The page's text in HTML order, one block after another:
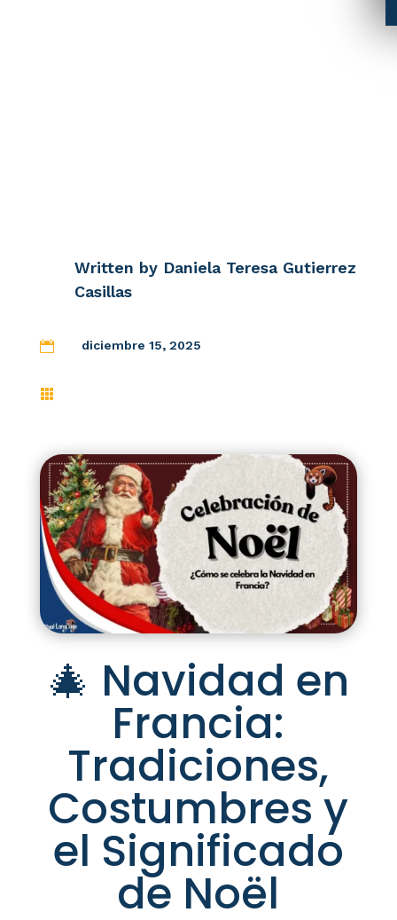
Written by Daniela Teresa Gutierrez
Casillas
 diciembre 15, 2025

🎄 Navidad en
Francia:
Tradiciones,
Costumbres y
el Significado
de Noël